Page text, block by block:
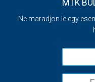
MTK
Ne maradjon le egy